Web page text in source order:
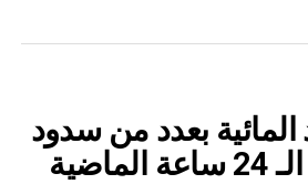
المائية بعدد من سدود